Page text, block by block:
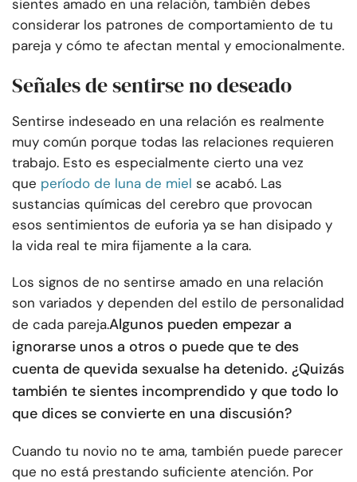
sientes amado en una relación, también debes
considerar los patrones de comportamiento de tu
pareja y cómo te afectan mental y emocionalmente.
Señales de sentirse no deseado
Sentirse indeseado en una relación es realmente
muy común porque todas las relaciones requieren
trabajo. Esto es especialmente cierto una vez
que período de luna de miel se acabó. Las
sustancias químicas del cerebro que provocan
esos sentimientos de euforia ya se han disipado y
la vida real te mira fijamente a la cara.
Los signos de no sentirse amado en una relación
son variados y dependen del estilo de personalidad
de cada pareja.Algunos pueden empezar a
ignorarse unos a otros o puede que te des
cuenta de quevida sexualse ha detenido. ¿Quizás
también te sientes incomprendido y que todo lo
que dices se convierte en una discusión?
Cuando tu novio no te ama, también puede parecer
que no está prestando suficiente atención. Por